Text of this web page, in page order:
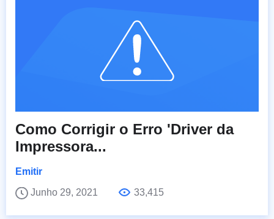
Como Corrigir o Erro 'Driver da
Impressora...
Emitir
Junho 29, 2021
33,415